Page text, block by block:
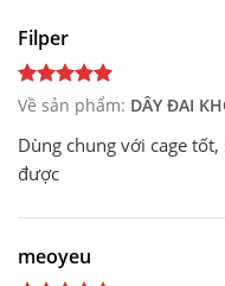
Filper
Về sản phẩm: DÂY ĐAI
Dùng chung với cage
được
meoyeu